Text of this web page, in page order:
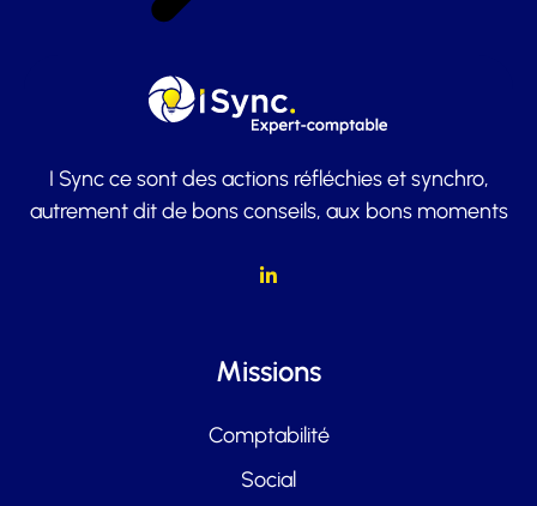
I Sync ce sont des actions réfléchies et synchro,
autrement dit de bons conseils, aux bons moments
Missions
Comptabilité
Social